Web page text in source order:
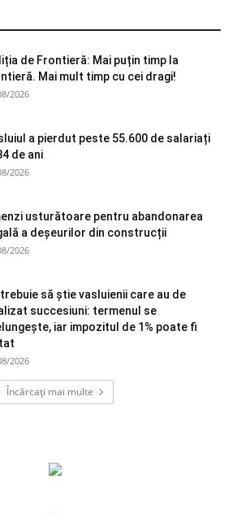
de Frontieră: Mai puțin timp la
Mai mult timp cu cei dragi!
2026
a pierdut peste 55.600 de salariați
de ani
2026
usturătoare pentru abandonarea
a deșeurilor din construcții
2026
trebuie să știe vasluienii care au de
succesiuni: termenul se
iar impozitul de 1% poate fi
2026
Încărcați mai multe